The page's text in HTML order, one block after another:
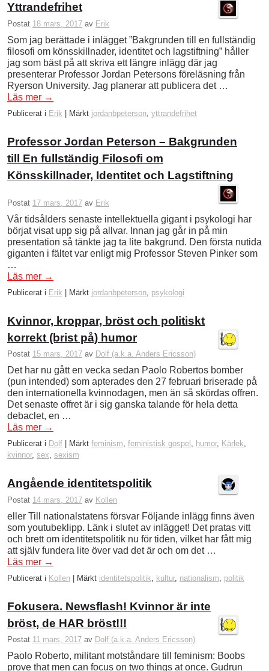
Yttrandefrihet
Postat 18 mars, 2017 av Erik
Som jag berättade i inlägget ”Bakgrunden till en fullständig
filosofi om könsskillnader, identitet och lagstiftning” håller
jag som bäst på att skriva ett längre inlägg där jag
presenterar Professor Jordan Petersons föreläsning från
Ryerson University. Jag planerar att publicera det …
Läs mer →
Publicerat i Erik Märkt jordanbpeterson yttrandefrihet
Professor Jordan Peterson – Bakgrunden
till En fullständig Filosofi om
Könsskillnader, Identitet och Lagstiftning
Postat 17 mars, 2017 av Erik
Vår tidsålders senaste intellektuella gigant i psykologi har
börjat visat upp sig på allvar. Innan jag går in på min
presentation så tänkte jag ta lite bakgrund. Den första nutida
giganten i fältet var enligt mig Professor Steven Pinker som
…
Läs mer →
Publicerat i Erik | Märkt jordanbpeterson psykologi
Kvinnor, kroppar, bröst och politiskt
korrekt (brist på) humor
Postat 15 mars, 2017 av Dolf (a.k.a. Anders Ericsson)
Det har nu gått en vecka sedan Paolo Robertos bomber
(pun intended) som apterades den 27 februari briserade på
den internationella kvinnodagen, men än så skördas offren.
Det senaste offret är i sig ganska talande för hela detta
debaclet, en …
Läs mer →
Publicerat i Dolf Märkt feminism, feministisk gospel , humor, Kärlek,
kvinnor, sex, sexism
Angående identitetspolitik
Postat 14 mars, 2017 av Kollen
eller Till nationalstatens försvar Följande inlägg finns även
som youtubeklipp. Länk i slutet av inlägget! Det pratas vitt
och brett om identitetspolitik nu för tiden, vilket har fått mig
att själv fundera lite över vad det är och om det …
Läs mer →
Publicerat i Kollen | Märkt identitetspolitik kultur, nationalism politik
Fokusera. Newsflash! Kvinnor är inte
bröst, de HAR bröst!!!
Postat 11 mars, 2017 av Dolf (a.k.a. Anders Ericsson)
Paolo Roberto, militant motståndare till feminism: Boobs
prove that men can focus on two things at once. Gudrun